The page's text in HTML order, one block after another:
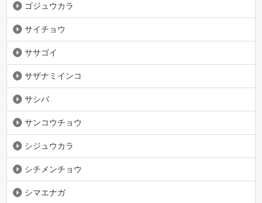
ゴジュウカラ
サイチョウ
ササゴイ
サザナミインコ
サシバ
サンコウチョウ
シジュウカラ
シチメンチョウ
シマエナガ